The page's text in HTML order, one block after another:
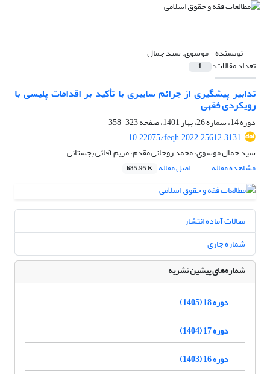
نویسنده =موسوی، سید جمال
تعداد مقالات: 1
تدابیر پیشگیری از جرائم سایبری با تأکید بر اقدامات پلیسی با
رویکردی فقهی
دوره 14، شماره 26، بهار 1401، صفحه
323-358
10.22075/feqh.2022.25612.3131
سید جمال موسوی، محمد روحانی مقدم، مریم آقائی بجستانی
مشاهده مقاله
اصل مقاله 685.95 K
مقالات آماده انتشار
شماره جاری
شماره‌های پیشین نشریه
دوره 18 (1405)
دوره 17 (1404)
دوره 16 (1403)